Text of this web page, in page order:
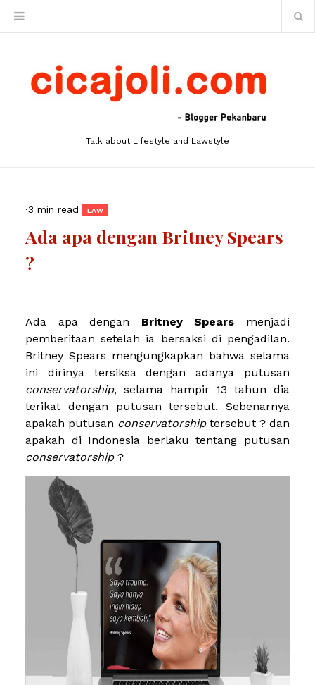
Talk about Lifestyle and Lawstyle
·3 min read LAW
Ada apa dengan Britney Spears
?
Ada apa dengan Britney Spears menjadi
pemberitaan setelah ia bersaksi di pengadilan.
Britney Spears mengungkapkan bahwa selama
ini dirinya tersiksa dengan adanya putusan
conservatorship, selama hampir 13 tahun dia
terikat dengan putusan tersebut. Sebenarnya
apakah putusan conservatorshiptersebut ? dan
apakah di Indonesia berlaku tentang putusan
conservatorship?